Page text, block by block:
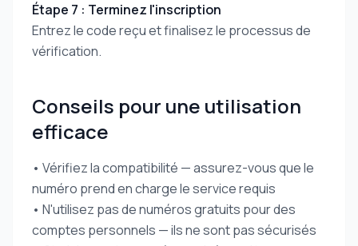
Étape 7 : Terminez l'inscription
Entrez le code reçu et finalisez le processus de
vérification.
Conseils pour une utilisation
efficace
• Vérifiez la compatibilité — assurez-vous que le
numéro prend en charge le service requis
• N'utilisez pas de numéros gratuits pour des
comptes personnels — ils ne sont pas sécurisés